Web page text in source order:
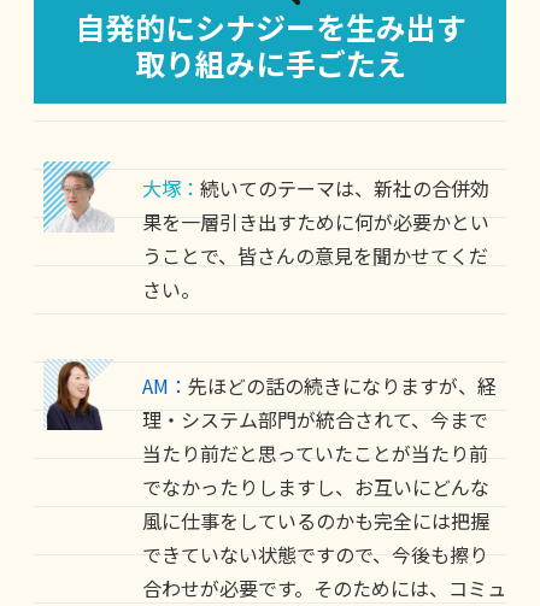
自発的にシナジーを生み出す
取り組みに手ごたえ
大塚： 続いてのテーマは、新社の合併効
果を一層引き出すために何が必要かとい
うことで、皆さんの意見を聞かせてくだ
さい。
AM： 先ほどの話の続きになりますが、経
理・システム部門が統合されて、今まで
当たり前だと思っていたことが当たり前
でなかったりしますし、お互いにどんな
風に仕事をしているのかも完全には把握
できていない状態ですので、今後も擦り
合わせが必要です。そのためには、コミュ